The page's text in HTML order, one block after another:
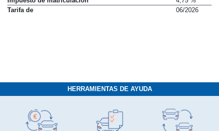
Tarifa de
06/2026
HERRAMIENTAS DE AYUDA